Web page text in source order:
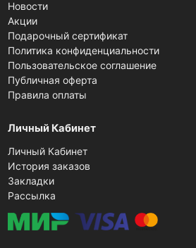
Новости
Акции
Подарочный сертификат
Политика конфиденциальности
Пользовательское соглашение
Публичная оферта
Правила оплаты
Личный Кабинет
Личный Кабинет
История заказов
Закладки
Рассылка